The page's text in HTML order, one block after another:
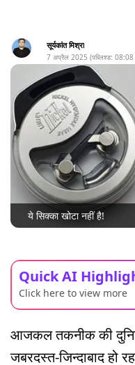
सूर्यकांत मिश्रा
7 अप्रैल 2025 (पब्लिश्ड: 08:08
ये सिक्का खोटा नहीं है!
Quick AI
Click here to view more
आजकल तकनीक की
जबरदस्त-जिन्दाबाद हो